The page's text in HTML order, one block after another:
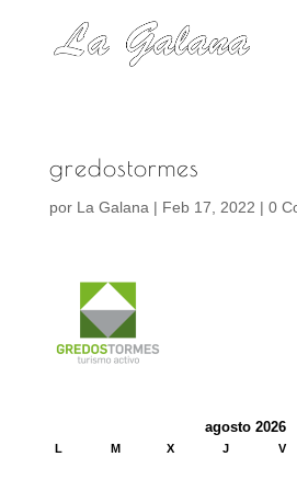
gredostormes
por La Galana | Feb 17, 2022 | 0
agosto 2026
L M X J V